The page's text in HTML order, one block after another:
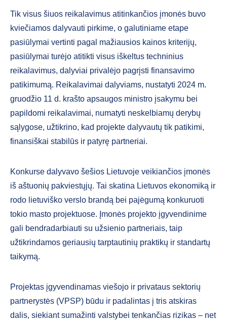
Tik visus šiuos reikalavimus atitinkančios įmonės buvo
kviečiamos dalyvauti pirkime, o galutiniame etape
pasiūlymai vertinti pagal mažiausios kainos kriterijų,
pasiūlymai turėjo atitikti visus iškeltus techninius
reikalavimus, dalyviai privalėjo pagrįsti finansavimo
patikimumą. Reikalavimai dalyviams, nustatyti 2024 m.
gruodžio 11 d. krašto apsaugos ministro įsakymu bei
papildomi reikalavimai, numatyti neskelbiamų derybų
sąlygose, užtikrino, kad projekte dalyvautų tik patikimi,
finansiškai stabilūs ir patyrę partneriai.
Konkurse dalyvavo šešios Lietuvoje veikiančios įmonės
iš aštuonių pakviestųjų. Tai skatina Lietuvos ekonomiką ir
rodo lietuviško verslo brandą bei pajėgumą konkuruoti
tokio masto projektuose. Įmonės projekto įgyvendinime
gali bendradarbiauti su užsienio partneriais, taip
užtikrindamos geriausių tarptautinių praktikų ir standartų
taikymą.
Projektas įgyvendinamas viešojo ir privataus sektorių
partnerystės (VPSP) būdu ir padalintas į tris atskiras
dalis, siekiant sumažinti valstybei tenkančias rizikas – net